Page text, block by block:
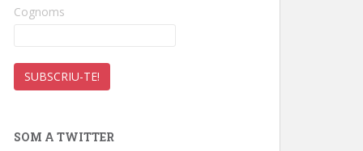
Cognoms
SOM A TWITTER